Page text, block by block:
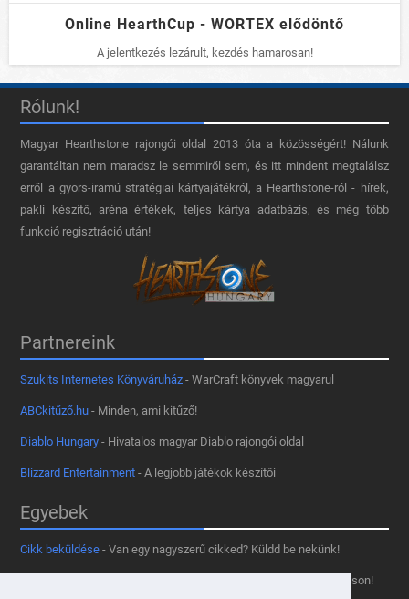
Online HearthCup - WORTEX elődöntő
A jelentkezés lezárult, kezdés hamarosan!
Rólunk!
Magyar Hearthstone​ rajongói oldal 2013 óta a közösségért! Nálunk
garantáltan nem maradsz le semmiről sem, és itt mindent megtalálsz
erről a gyors-iramú stratégiai kártyajátékról, a Hearthstone-ról - hírek,
pakli készítő, aréna értékek, teljes kártya adatbázis, és még több
funkció regisztráció után!
Partnereink
Szukits Internetes Könyváruház - WarCraft könyvek magyarul
ABCkitűző.hu - Minden, ami kitűző!
Diablo Hungary - Hivatalos magyar Diablo rajongói oldal
Blizzard Entertainment - A legjobb játékok készítői
Egyebek
Cikk beküldése - Van egy nagyszerű cikked? Küldd be nekünk!
- Tetszik az oldal? Segíts, hogy fennmaradhasson!